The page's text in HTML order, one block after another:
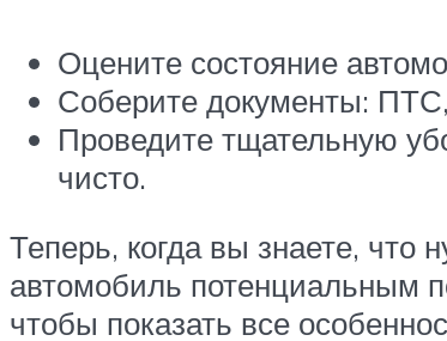
Оцените состояние
Соберите документы:
Проведите тщательную
чисто.
Теперь, когда вы знаете, что
автомобиль потенциальным
чтобы показать все